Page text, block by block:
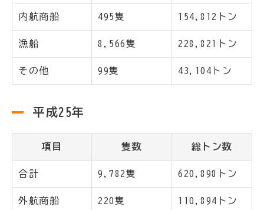
内航商船 495隻 154,812トン
漁船 8,566隻 228,821トン
その他 99隻 43,104トン
平成25年
項目 隻数 総トン数
合計 9,782隻 620,898トン
外航商船 220隻 110,894トン